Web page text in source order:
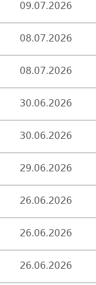
09.07.2026
08.07.2026
08.07.2026
30.06.2026
30.06.2026
29.06.2026
26.06.2026
26.06.2026
26.06.2026